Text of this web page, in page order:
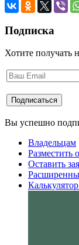
Подписка
Хотите получать
Вы успешно
Владельцам
Разместить
Оставить